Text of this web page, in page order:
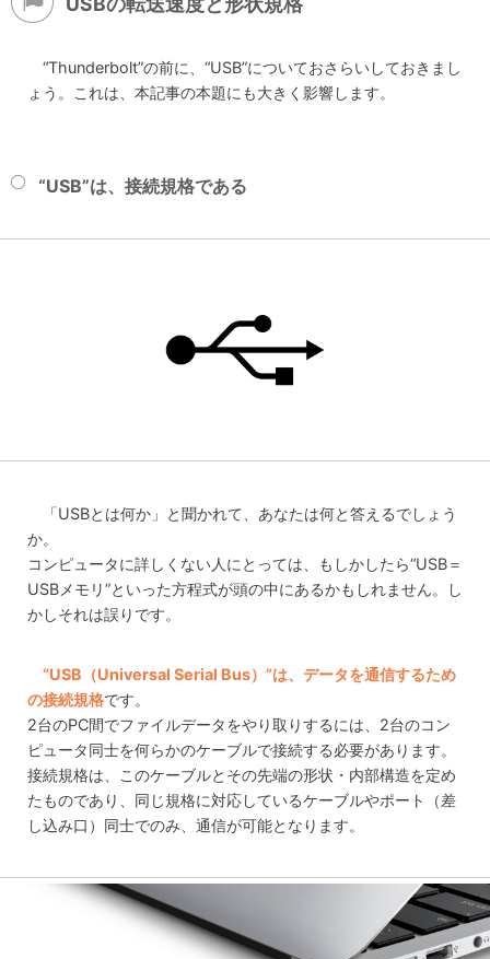
“Thunderbolt”の前に、“USB”についておさらいしておきまし
ょう。これは、本記事の本題にも大きく影響します。
“USB”は、接続規格である
「USBとは何か」と聞かれて、あなたは何と答えるでしょう
か。
コンピュータに詳しくない人にとっては、もしかしたら“USB＝
USBメモリ”といった方程式が頭の中にあるかもしれません。し
かしそれは誤りです。
“USB（Universal Serial Bus）”は、データを通信するため
の接続規格です。
2台のPC間でファイルデータをやり取りするには、2台のコン
ピュータ同士を何らかのケーブルで接続する必要があります。
接続規格は、このケーブルとその先端の形状・内部構造を定め
たものであり、同じ規格に対応しているケーブルやポート（差
し込み口）同士でのみ、通信が可能となります。